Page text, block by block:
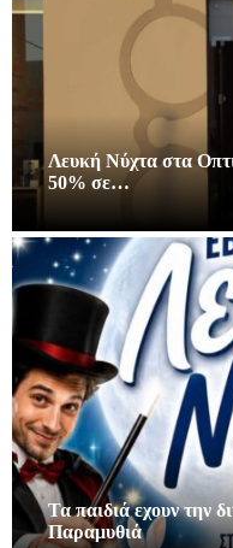
Λευκή Νύχτα στα
50% σε…
Τα παιδιά εχουν την
Παραμυθιά